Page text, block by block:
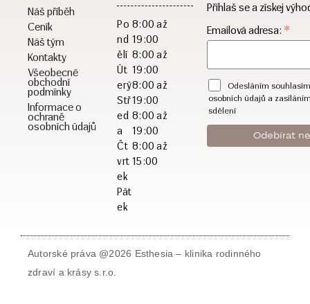
Náš příběh
Ceník
Náš tým
Kontakty
Všeobecné
obchodní
podmínky
Informace o
ochraně
osobních údajů
Po
nd
ělí
Út
erý
Stř
ed
a
Čt
vrt
ek
Pát
ek
8:00 až
19:00
8:00 až
19:00
8:00 až
19:00
8:00 až
19:00
8:00 až
15:00
Přihlaš se a získej
Emailová adresa: *
Odesláním
osobních údajů a
sdělení
Autorské práva @2026 Esthesia – klinika rodinného
zdraví a krásy s.r.o.